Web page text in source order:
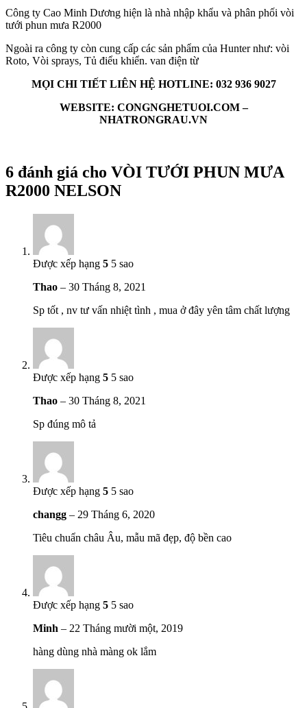
Công ty Cao Minh Dương hiện là nhà nhập khẩu và phân phối vòi
tưới phun mưa R2000
Ngoài ra công ty còn cung cấp các sản phẩm của Hunter như: vòi
Roto, Vòi sprays, Tủ điểu khiển. van điện từ
MỌI CHI TIẾT LIÊN HỆ HOTLINE: 032 936 9027
WEBSITE: CONGNGHETUOI.COM –
NHATRONGRAU.VN
6 đánh giá cho VÒI TƯỚI PHUN MƯA
R2000 NELSON
Được xếp hạng 5 5 sao
Thao – 30 Tháng 8, 2021
Sp tốt , nv tư vấn nhiệt tình , mua ở đây yên tâm chất lượng
Được xếp hạng 5 5 sao
Thao – 30 Tháng 8, 2021
Sp đúng mô tả
Được xếp hạng 5 5 sao
changg – 29 Tháng 6, 2020
Tiêu chuẩn châu Âu, mẫu mã đẹp, độ bền cao
Được xếp hạng 5 5 sao
Minh – 22 Tháng mười một, 2019
hàng dùng nhà màng ok lắm